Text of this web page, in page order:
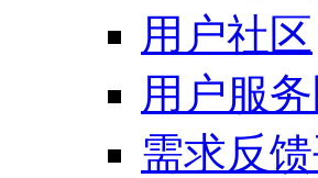
用户社区
用户服
需求反